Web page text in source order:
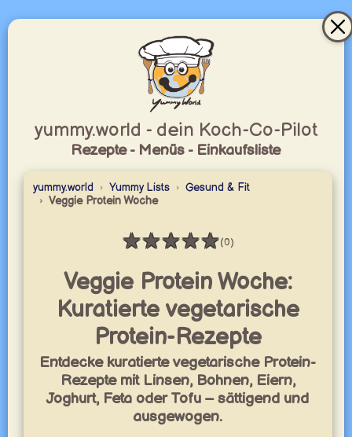
yummy.world - dein Koch-Co-Pilot
Rezepte - Menüs - Einkaufsliste
yummy.world Yummy Lists
Gesund & Fit
Veggie Protein Woche
★★★★★
Bewertung: 0 / 5
(0)
Veggie Protein Woche:
Kuratierte vegetarische
Protein-Rezepte
Entdecke kuratierte vegetarische Protein-
Rezepte mit Linsen, Bohnen, Eiern,
Joghurt, Feta oder Tofu – sättigend und
ausgewogen.